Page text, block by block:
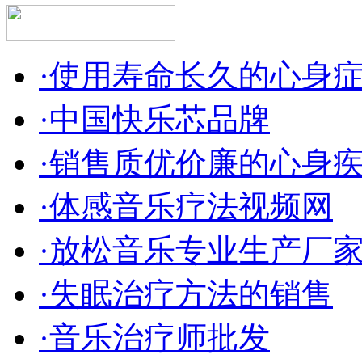
·使用寿命长久的心身
·中国快乐芯品牌
·销售质优价廉的心身
·体感音乐疗法视频网
·放松音乐专业生产厂
·失眠治疗方法的销售
·音乐治疗师批发